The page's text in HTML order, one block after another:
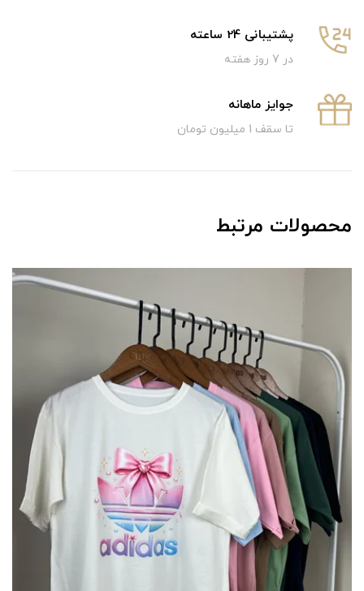
پشتیبانی 24 ساعته
در 7 روز هفته
جوایز ماهانه
تا سقف 1 میلیون تومان
محصولات مرتبط